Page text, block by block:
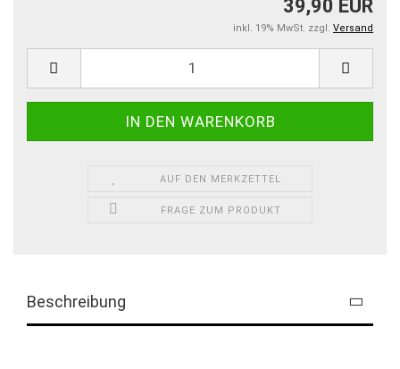
39,90 EUR
inkl. 19% MwSt. zzgl. Versand
AUF DEN MERKZETTEL
FRAGE ZUM PRODUKT
Beschreibung